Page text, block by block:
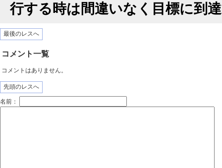
行する時は間違いなく目標に到
最後のレスへ
コメント一覧
コメントはありません。
先頭のレスへ
名前：